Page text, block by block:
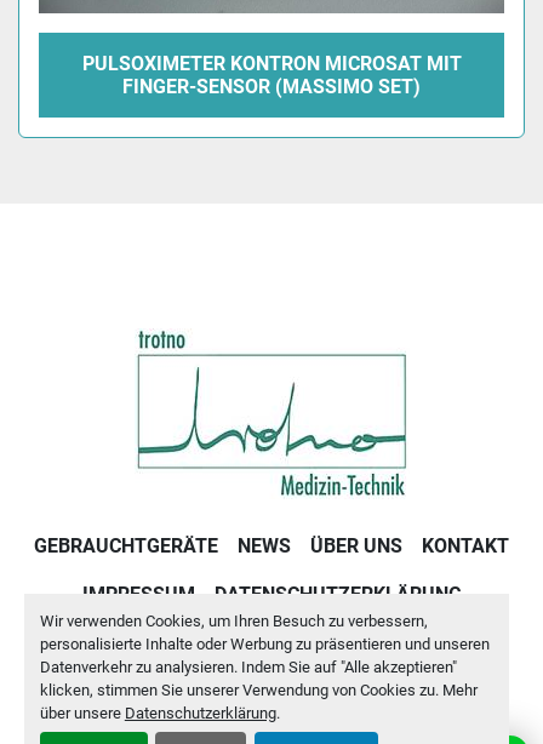
Wir verwenden Cookies, um Ihren Besuch zu verbessern,
personalisierte Inhalte oder Werbung zu präsentieren und unseren
Datenverkehr zu analysieren. Indem Sie auf "Alle akzeptieren"
klicken, stimmen Sie unserer Verwendung von Cookies zu. Mehr
über unsere Datenschutzerklärung.
PULSOXIMETER KONTRON MICROSAT MIT
FINGER-SENSOR (MASSIMO SET)
GEBRAUCHTGERÄTE NEWS ÜBER UNS KONTAKT
IMPRESSUM DATENSCHUTZERKLÄRUNG
GESCHÄFTSBEDINGUNGEN
Cookie-Einstellungen